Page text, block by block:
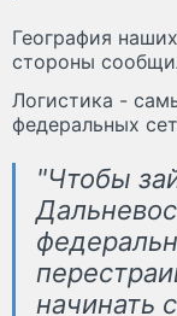
География
стороны
Логистика -
федеральных
"Чтобы
начинать